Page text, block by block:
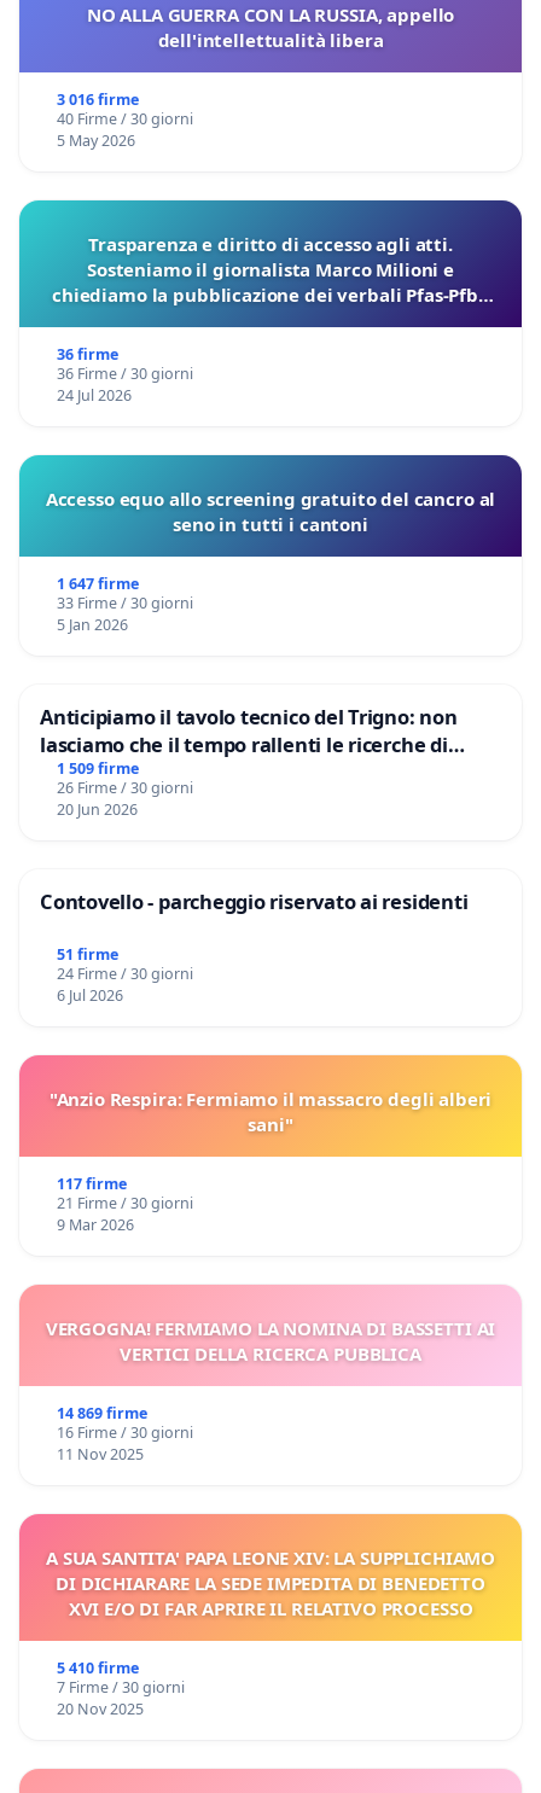
NO ALLA GUERRA CON LA RUSSIA, appello
dell'intellettualità libera
3 016 firme
40 Firme / 30 giorni
5 May 2026
Trasparenza e diritto di accesso agli atti.
Sosteniamo il giornalista Marco Milioni e
chiediamo la pubblicazione dei verbali Pfas-Pfba
36 firme
36 Firme / 30 giorni
24 Jul 2026
Accesso equo allo screening gratuito del cancro al
seno in tutti i cantoni
1 647 firme
33 Firme / 30 giorni
5 Jan 2026
Anticipiamo il tavolo tecnico del Trigno: non
lasciamo che il tempo rallenti le ricerche di
Domenico Racanati
1 509 firme
26 Firme / 30 giorni
20 Jun 2026
Contovello - parcheggio riservato ai residenti
51 firme
24 Firme / 30 giorni
6 Jul 2026
"Anzio Respira: Fermiamo il massacro degli alberi
sani"
117 firme
21 Firme / 30 giorni
9 Mar 2026
VERGOGNA! FERMIAMO LA NOMINA DI BASSETTI AI
VERTICI DELLA RICERCA PUBBLICA
14 869 firme
16 Firme / 30 giorni
11 Nov 2025
A SUA SANTITA' PAPA LEONE XIV: LA SUPPLICHIAMO
DI DICHIARARE LA SEDE IMPEDITA DI BENEDETTO
XVI E/O DI FAR APRIRE IL RELATIVO PROCESSO
5 410 firme
7 Firme / 30 giorni
20 Nov 2025